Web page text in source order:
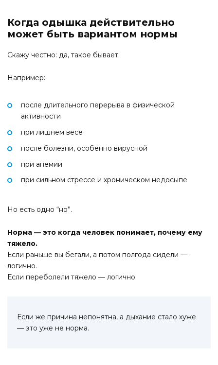
Когда одышка действительно
может быть вариантом нормы
Скажу честно: да, такое бывает.
Например:
после длительного перерыва в физической
активности
при лишнем весе
после болезни, особенно вирусной
при анемии
при сильном стрессе и хроническом недосыпе
Но есть одно “но”.
Норма — это когда человек понимает, почему ему
тяжело.
Если раньше вы бегали, а потом полгода сидели —
логично.
Если переболели тяжело — логично.
Если же причина непонятна, а дыхание стало хуже
— это уже не норма.